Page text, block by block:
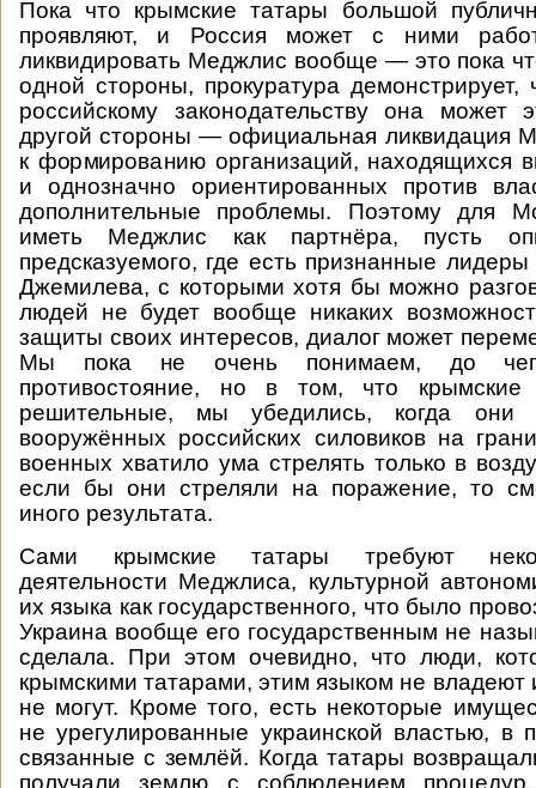
Пока что крымские татары большой
проявляют, и Россия может с ними
ликвидировать Меджлис вообще — это пока
одной стороны, прокуратура
российскому законодательству она может
другой стороны — официальная ликвидация
к формированию организаций, находящихся
и однозначно ориентированных против
дополнительные проблемы. Поэтому для
иметь Меджлис как партнёра, пусть
предсказуемого, где есть признанные
Джемилева, с которыми хотя бы можно
людей не будет вообще никаких
защиты своих интересов, диалог может
Мы пока не очень понимаем, до
противостояние, но в том, что
решительные, мы убедились, когда они
вооружённых российских силовиков на
военных хватило ума стрелять только в
если бы они стреляли на поражение, то
иного результата.
Сами крымские татары требуют
деятельности Меджлиса, культурной
их языка как государственного, что было
Украина вообще его государственным не
сделала. При этом очевидно, что люди,
крымскими татарами, этим языком не владеют
не могут. Кроме того, есть некоторые
не урегулированные украинской властью,
связанные с землёй. Когда татары
получали землю с соблюдением